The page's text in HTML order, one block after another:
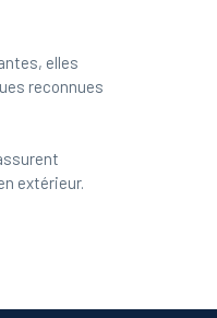
elles
reconnues
extérieur.